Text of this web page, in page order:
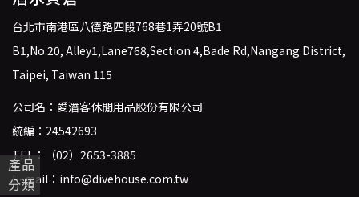
產品
分類
台北市南港區八德路四段768巷1弄20號B1
B1,No.20, Alley1,Lane768,Section 4,Bade Rd,Nangang District,
Taipei, Taiwan 115
公司名：愛潛客休閒用品股份有限公司
統編：24542693
TEL：
（02）2653-3885
E-mail： info@divehouse.com.tw